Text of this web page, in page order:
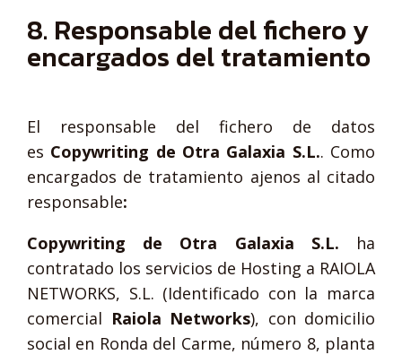
8. Responsable del fichero y
encargados del tratamiento
El responsable del fichero de datos
es Copywriting de Otra Galaxia S.L.. Como
encargados de tratamiento ajenos al citado
responsable:
Copywriting de Otra Galaxia S.L. ha
contratado los servicios de Hosting a RAIOLA
NETWORKS, S.L. (Identificado con la marca
comercial Raiola Networks), con domicilio
social en Ronda del Carme, número 8, planta